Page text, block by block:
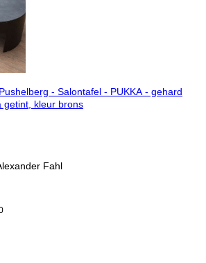
- Salontafel - PUKKA - gehard
getint, kleur brons
Fahl